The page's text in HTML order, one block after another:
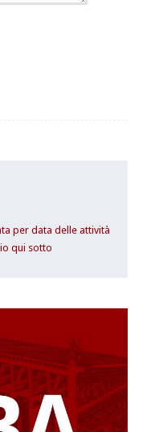
per data delle attività
qui sotto